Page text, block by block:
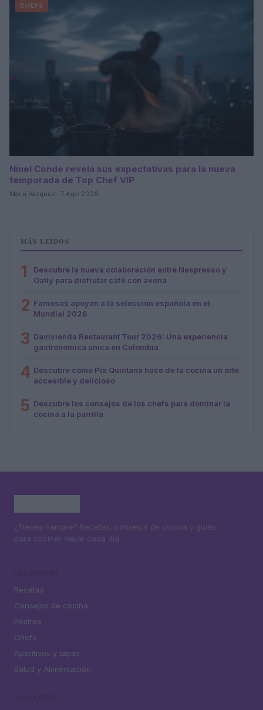
CHEFS
Ninel Conde revela sus expectativas para la nueva
temporada de Top Chef VIP
María Vázquez · 7 Ago 2026
MÁS LEÍDOS
1
Descubre la nueva colaboración entre Nespresso y
Oatly para disfrutar café con avena
2 Famosos apoyan a la selección española en el
Mundial 2026
3 Davivienda Restaurant Tour 2026: Una experiencia
gastronómica única en Colombia
4 Descubre cómo Pía Quintana hace de la cocina un arte
accesible y delicioso
5 Descubre los consejos de los chefs para dominar la
cocina a la parrilla
¿Tienes hambre? Recetas, consejos de cocina y guías
para cocinar mejor cada día.
Recetas
Consejos de cocina
Postres
Chefs
Aperitivos y tapas
Salud y Alimentación